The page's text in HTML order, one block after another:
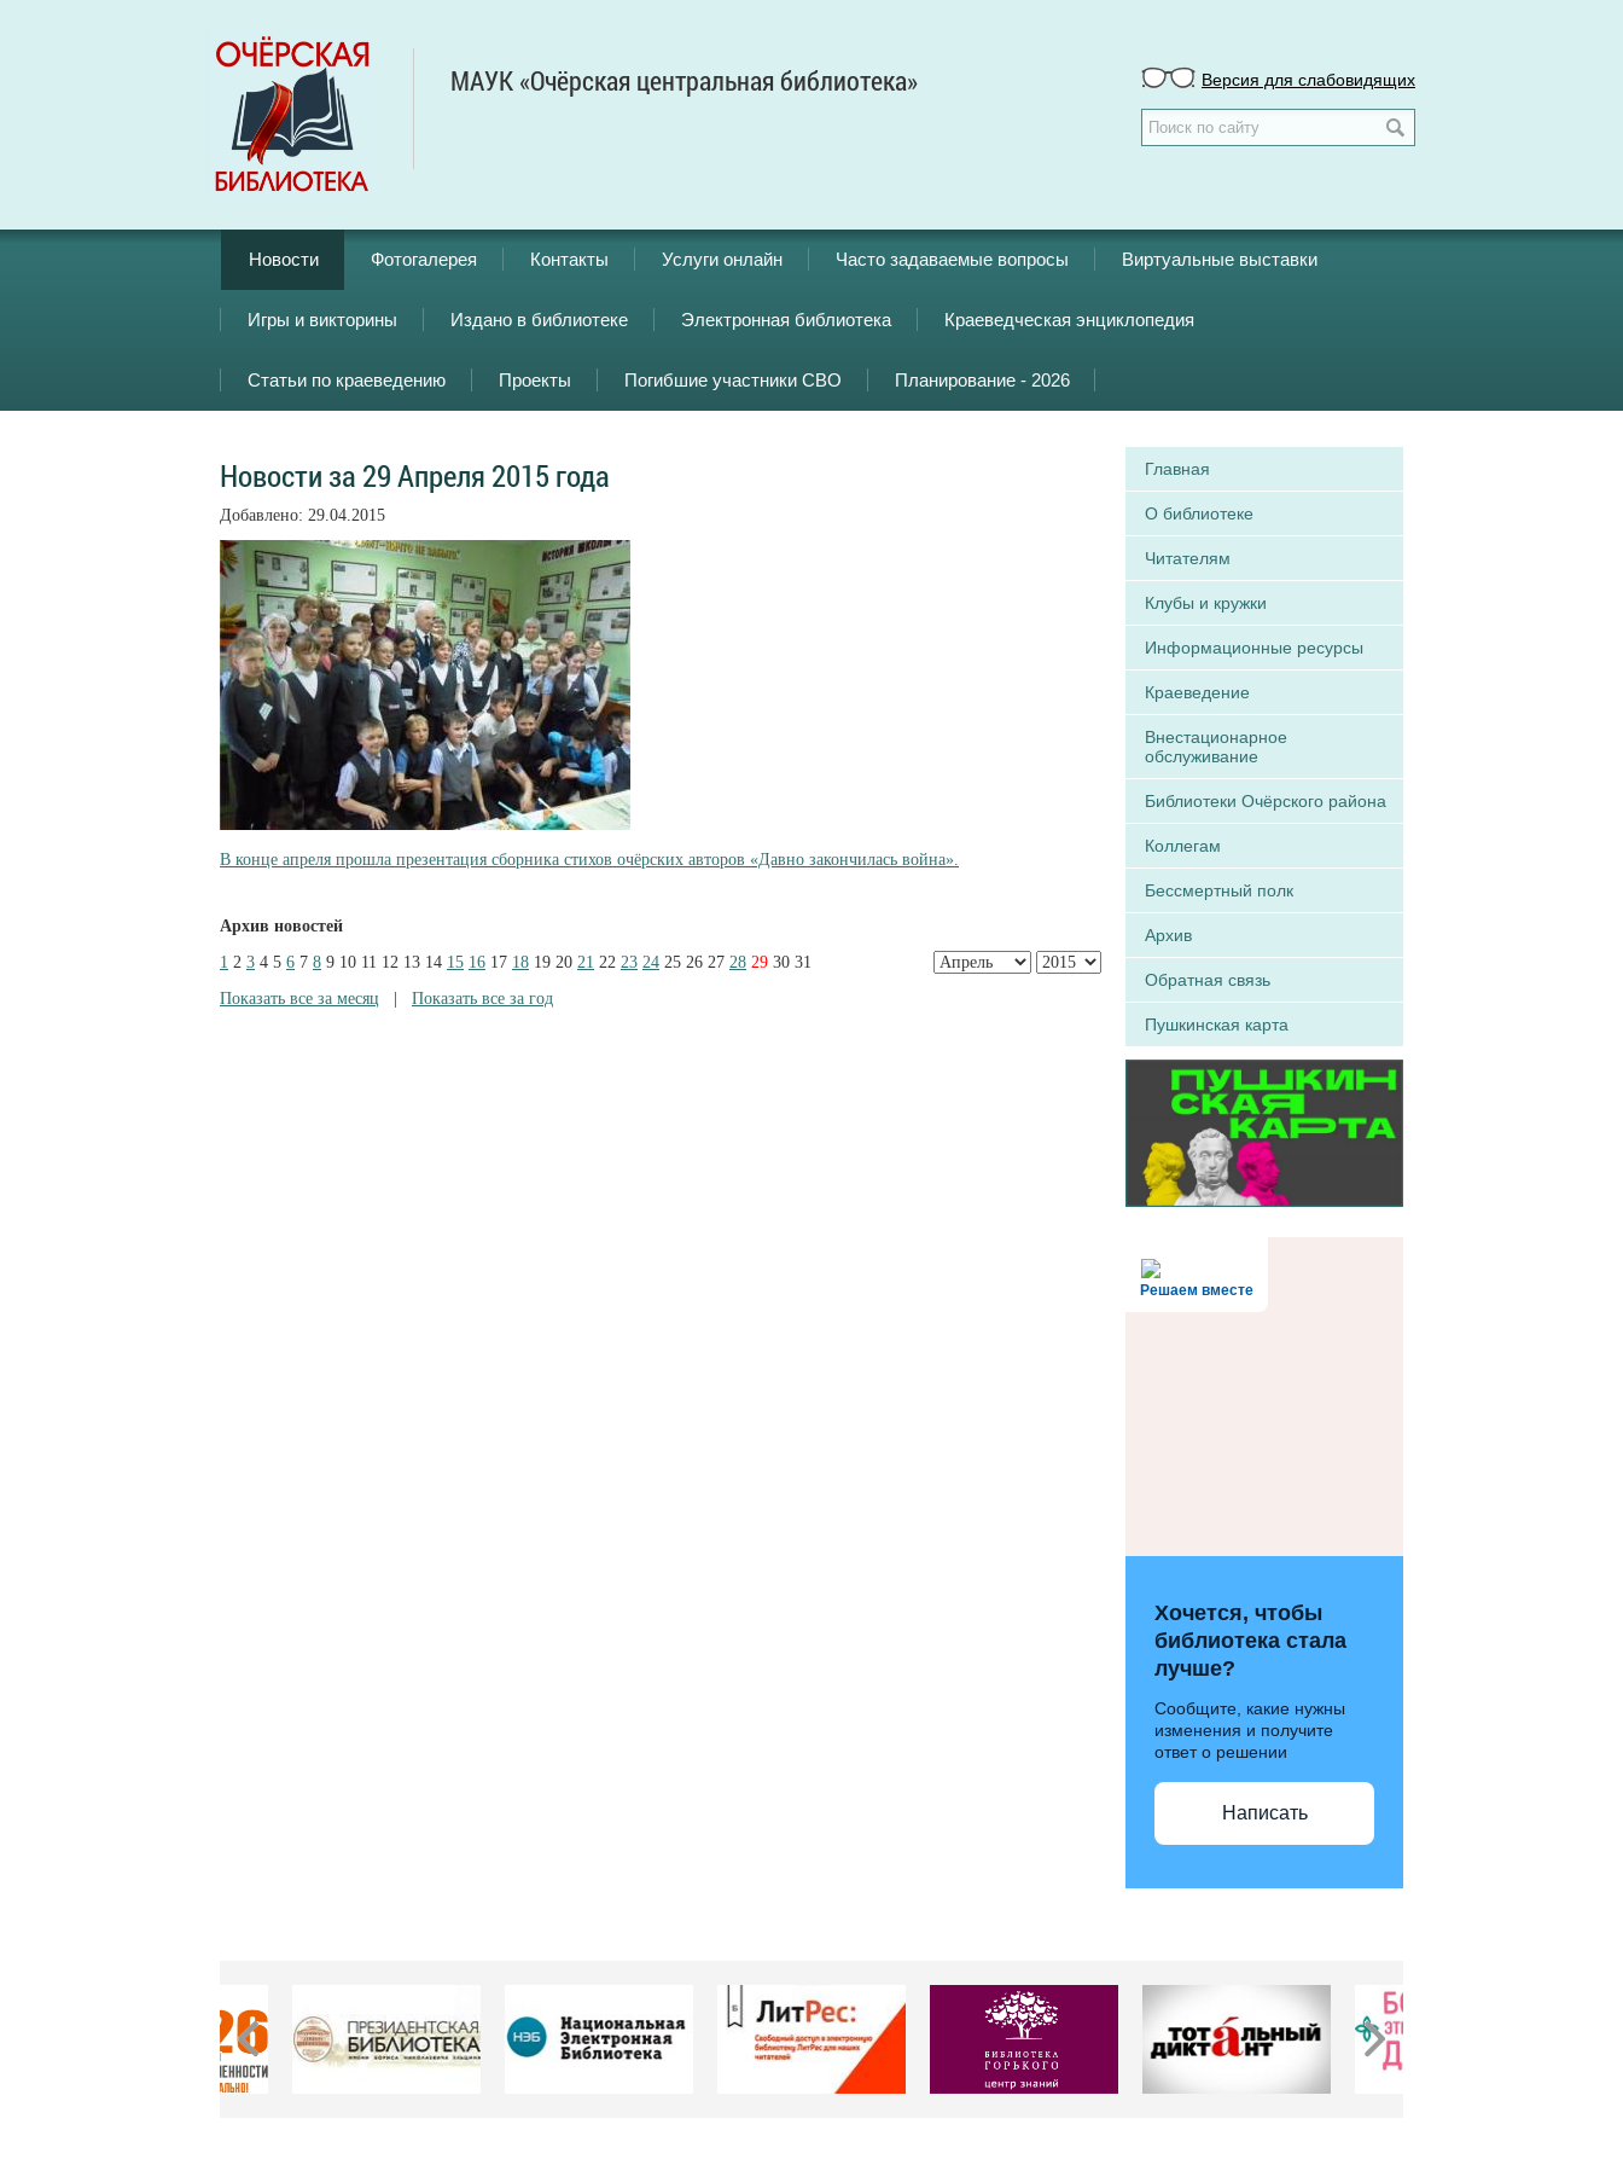
МАУК «Очёрская центральная библиотека» Версия для слабовидящих
Новости Фотогалерея Контакты Услуги онлайн Часто задаваемые вопросы Виртуальные выставки
Игры и викторины Издано в библиотеке Электронная библиотека Краеведческая энциклопедия
Статьи по краеведению Проекты Погибшие участники СВО Планирование - 2026
Новости за 29 Апреля 2015 года
Добавлено: 29.04.2015
В конце апреля прошла презентация сборника стихов очёрских авторов «Давно закончилась война».
Архив новостей
1 2 3 4 5 6 7 8 9 10 11 12 13 14 15 16 17 18 19 20 21 22 23 24 25 26 27 28 29 30 31
Показать все за месяц
Показать все за год
Главная
О библиотеке
Читателям
Клубы и кружки
Информационные ресурсы
Краеведение
Внестационарное
обслуживание
Библиотеки Очёрского района
Коллегам
Бессмертный полк
Архив
Обратная связь
Пушкинская карта
Решаем вместе
Хочется, чтобы
библиотека стала
лучше?
Сообщите, какие нужны
изменения и получите
ответ о решении
Написать